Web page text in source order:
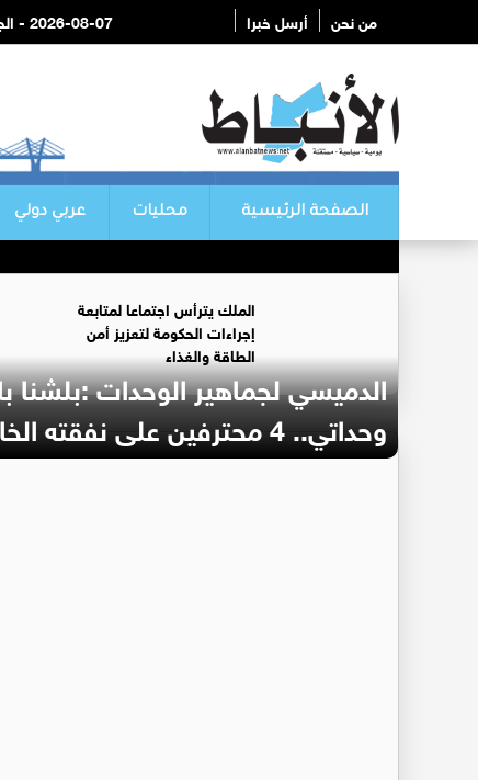
من نحن أرسل خبرا 2026-08-07 - الجمعة
الصفحة الرئيسية محليات عربي دولي
الملك يترأس اجتماعا لمتابعة
إجراءات الحكومة لتعزيز أمن
الطاقة والغذاء
الدميسي لجماهير الوحدات :بلشنا
وحداتي.. 4 محترفين على نفقته الخاصة (فيديو)